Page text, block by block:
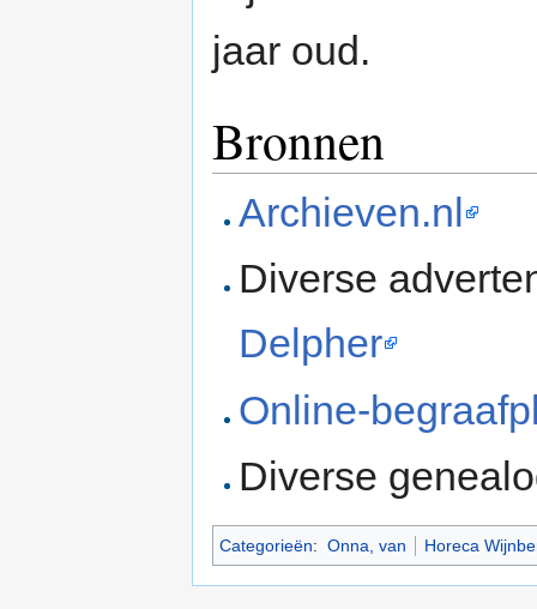
jaar oud.
Bronnen
Archieven.nl
Diverse
Delpher
Online-
Diverse
Categorieën: Onna, van Horeca